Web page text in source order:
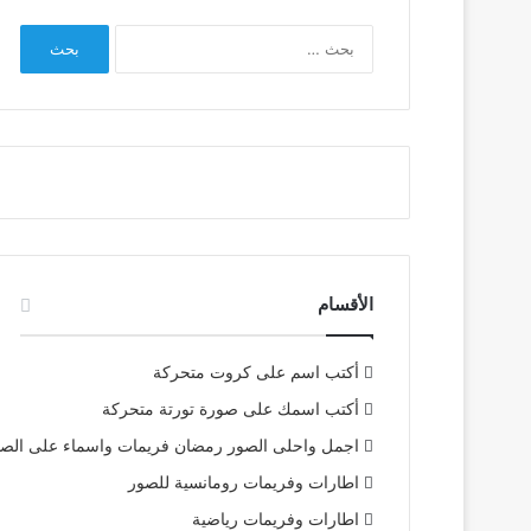
الأقسام
أكتب اسم على كروت متحركة
أكتب اسمك على صورة تورتة متحركة
اجمل واحلى الصور رمضان فريمات واسماء على
اطارات وفريمات رومانسية للصور
اطارات وفريمات رياضية